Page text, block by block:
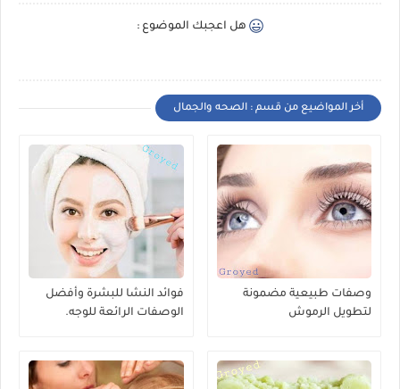
هل اعجبك الموضوع :
أخر المواضيع من قسم : الصحه والجمال
وصفات طبيعية مضمونة
لتطويل الرموش
فوائد النشا للبشرة وأفضل
الوصفات الرائعة للوجه.